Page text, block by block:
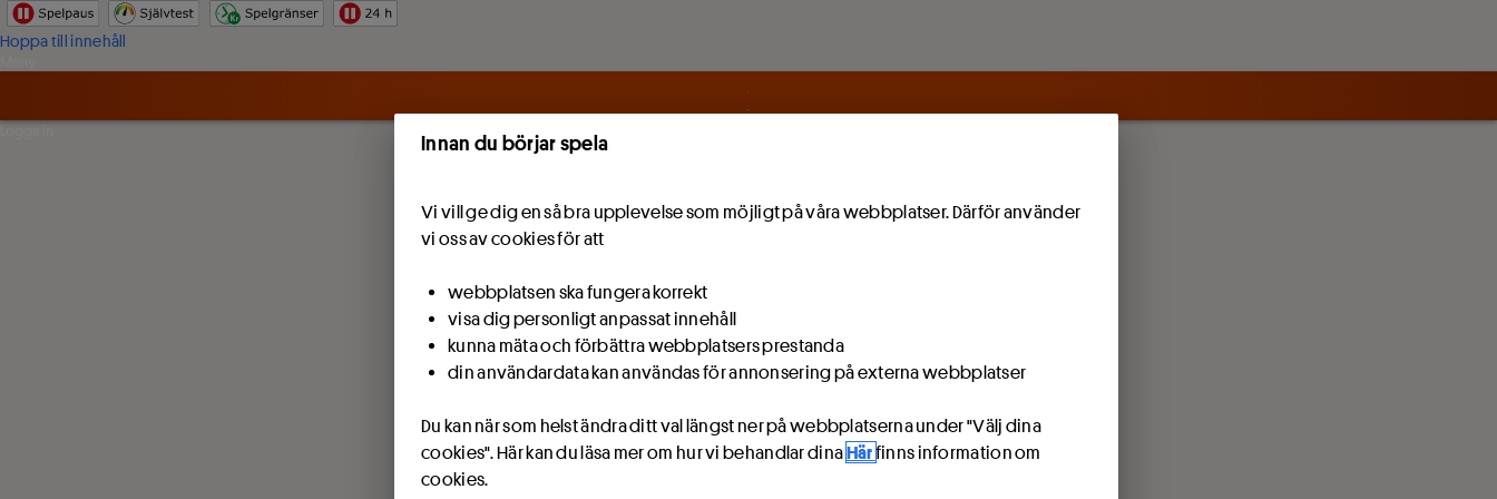
Hoppa till innehåll
Innan du börjar spela
Vi vill ge dig en så bra upplevelse som möjligt på våra webbplatser. Därför använder
vi oss av cookies för att
webbplatsen ska fungera korrekt
visa dig personligt anpassat innehåll
kunna mäta och förbättra webbplatsers prestanda
din användardata kan användas för annonsering på externa webbplatser
Du kan när som helst ändra ditt val längst ner på webbplatserna under "Välj dina
cookies". Här kan du läsa mer om hur vi behandlar dinaHär finns information om
cookies.